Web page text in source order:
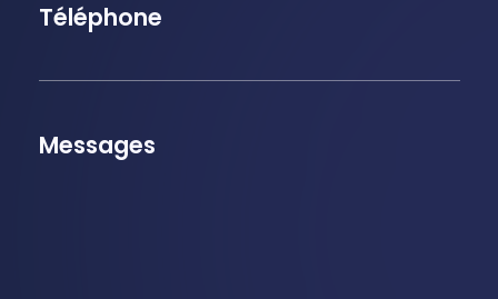
Téléphone
Messages